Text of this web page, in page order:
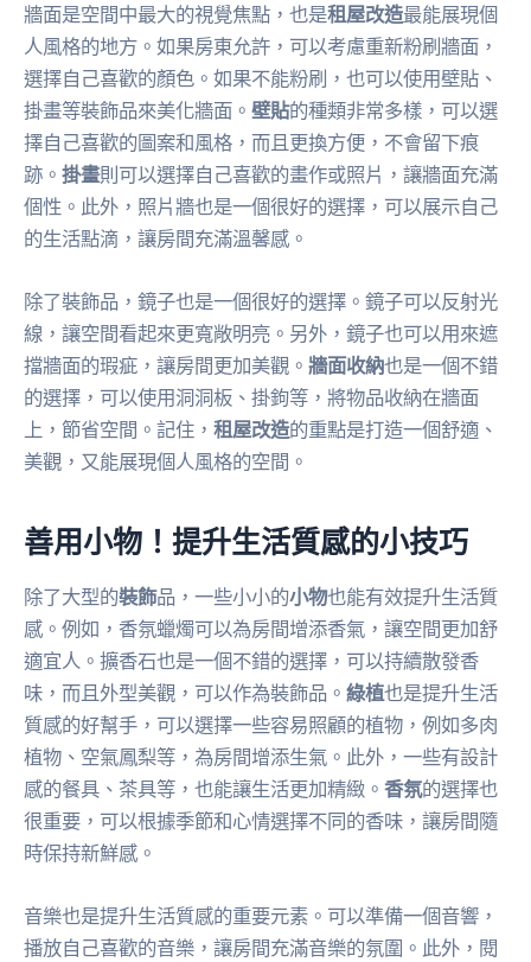
牆面是空間中最大的視覺焦點，也是租屋改造最能展現個
人風格的地方。如果房東允許，可以考慮重新粉刷牆面，
選擇自己喜歡的顏色。如果不能粉刷，也可以使用壁貼、
掛畫等裝飾品來美化牆面。 壁貼的種類非常多樣，可以選
擇自己喜歡的圖案和風格，而且更換方便，不會留下痕
跡。 掛畫則可以選擇自己喜歡的畫作或照片，讓牆面充滿
個性。此外，照片牆也是一個很好的選擇，可以展示自己
的生活點滴，讓房間充滿溫馨感。
除了裝飾品，鏡子也是一個很好的選擇。鏡子可以反射光
線，讓空間看起來更寬敞明亮。另外，鏡子也可以用來遮
擋牆面的瑕疵，讓房間更加美觀。 牆面收納也是一個不錯
的選擇，可以使用洞洞板、掛鉤等，將物品收納在牆面
上，節省空間。記住， 租屋改造的重點是打造一個舒適、
美觀，又能展現個人風格的空間。
善用小物！提升生活質感的小技巧
除了大型的裝飾品，一些小小的小物也能有效提升生活質
感。例如，香氛蠟燭可以為房間增添香氣，讓空間更加舒
適宜人。擴香石也是一個不錯的選擇，可以持續散發香
味，而且外型美觀，可以作為裝飾品。 綠植也是提升生活
質感的好幫手，可以選擇一些容易照顧的植物，例如多肉
植物、空氣鳳梨等，為房間增添生氣。此外，一些有設計
感的餐具、茶具等，也能讓生活更加精緻。 香氛的選擇也
很重要，可以根據季節和心情選擇不同的香味，讓房間隨
時保持新鮮感。
音樂也是提升生活質感的重要元素。可以準備一個音響，
播放自己喜歡的音樂，讓房間充滿音樂的氛圍。此外，閱